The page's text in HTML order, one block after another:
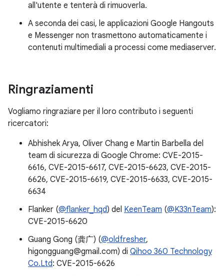
all'utente e tenterà di rimuoverla.
A seconda dei casi, le applicazioni Google Hangouts
e Messenger non trasmettono automaticamente i
contenuti multimediali a processi come mediaserver.
Ringraziamenti
Vogliamo ringraziare per il loro contributo i seguenti
ricercatori:
Abhishek Arya, Oliver Chang e Martin Barbella del
team di sicurezza di Google Chrome: CVE-2015-
6616, CVE-2015-6617, CVE-2015-6623, CVE-2015-
6626, CVE-2015-6619, CVE-2015-6633, CVE-2015-
6634
Flanker (@flanker_hqd) del KeenTeam (@K33nTeam):
CVE-2015-6620
Guang Gong (龚广) (@oldfresher,
higongguang@gmail.com) di Qihoo 360 Technology
Co.Ltd: CVE-2015-6626